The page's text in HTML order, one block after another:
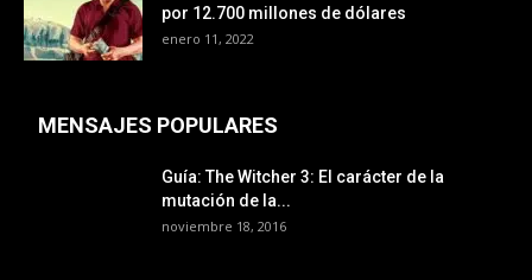
por 12.700 millones de dólares
enero 11, 2022
MENSAJES POPULARES
Guía: The Witcher 3: El carácter de la
mutación de la...
noviembre 18, 2016